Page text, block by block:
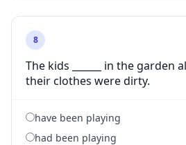
8
The kids ______ in the garden
their clothes were dirty.
have been playing
had been playing